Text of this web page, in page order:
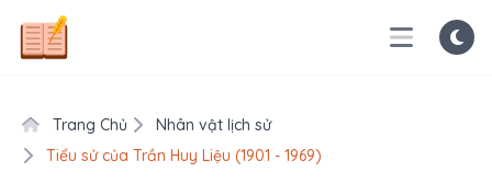
Trang Chủ
Nhân vật lịch sử
Tiểu sử của Trần Huy Liệu (1901 - 1969)